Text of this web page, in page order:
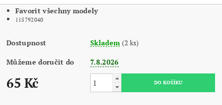
Favorit všechny modely
115792040
Dostupnost Skladem (2 ks)
Můžeme doručit do 7.8.2026
65 Kč